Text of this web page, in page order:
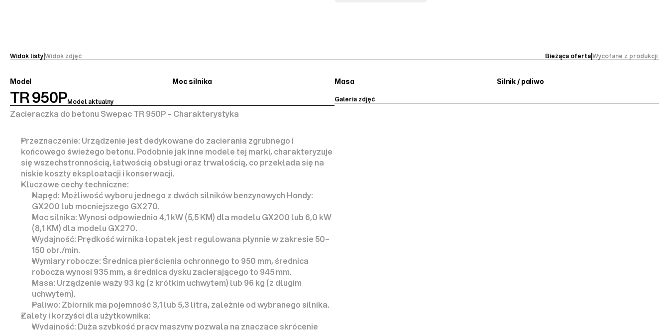
Widok listyWidok zdjęć Bieżąca ofertaWycofane z produkcji
Model Moc silnika Masa Silnik / paliwo
TR 950PModel aktualny
Zacieraczka do betonu Swepac TR 950P – Charakterystyka
Przeznaczenie: Urządzenie jest dedykowane do zacierania zgrubnego i
końcowego świeżego betonu. Podobnie jak inne modele tej marki, charakteryzuje
się wszechstronnością, łatwością obsługi oraz trwałością, co przekłada się na
niskie koszty eksploatacji i konserwacji.
Kluczowe cechy techniczne:
Napęd:
GX200 lub mocniejszego GX270.
Moc silnika: Wynosi odpowiednio 4,1 kW (5,5 KM) dla modelu GX200 lub 6,0 kW
(8,1 KM) dla modelu GX270.
Wydajność: Prędkość wirnika łopatek jest regulowana płynnie w zakresie 50–
150 obr./min.
Wymiary robocze: Średnica pierścienia ochronnego to 950 mm, średnica
robocza wynosi 935 mm, a średnica dysku zacierającego to 945 mm.
Masa: Urządzenie waży 93 kg (z krótkim uchwytem) lub 96 kg (z długim
uchwytem).
Paliwo: Zbiornik ma pojemność 3,1 lub 5,3 litra, zależnie od wybranego silnika.
Zalety i korzyści dla użytkownika:
Wydajność: Duża szybkość pracy maszyny pozwala na znaczące skrócenie
Galeria zdjęć